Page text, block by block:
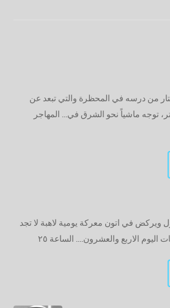
من درسه في المحظرة والتي تبعد عن
مكة اكثر من ٨ الف كيلو متر، توجه ماشياً نحو الشرق في... المهاجر
ويركض في اتون معركة يومية لاهبة لا تجد
الاربع والعشرون.... الساعة ٢٥